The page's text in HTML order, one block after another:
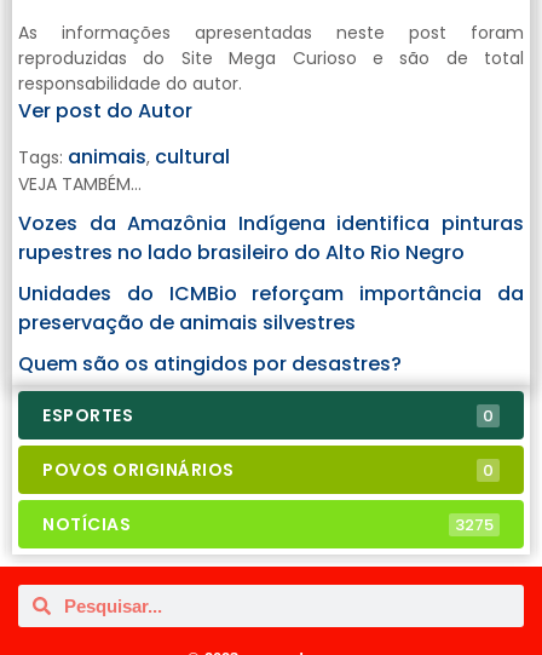
As informações apresentadas neste post foram
reproduzidas do Site Mega Curioso e são de total
responsabilidade do autor.
Ver post do Autor
Tags: animais, cultural
VEJA TAMBÉM...
Vozes da Amazônia Indígena identifica pinturas
rupestres no lado brasileiro do Alto Rio Negro
Unidades do ICMBio reforçam importância da
preservação de animais silvestres
Quem são os atingidos por desastres?
ESPORTES 0
POVOS ORIGINÁRIOS 0
NOTÍCIAS 3275